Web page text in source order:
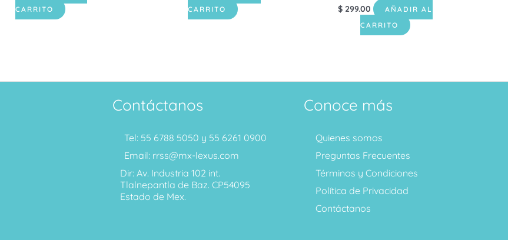
CARRITO
CARRITO
$ 299.00
AÑADIR AL
CARRITO
Contáctanos
Tel: 55 6788 5050 y 55 6261 0900
Email: rrss@mx-lexus.com
Dir: Av. Industria 102 int.
Tlalnepantla de Baz. CP54095
Estado de Mex.
Conoce más
Quienes somos
Preguntas Frecuentes
Términos y Condiciones
Política de Privacidad
Contáctanos